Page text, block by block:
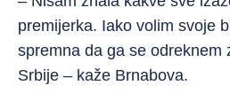
premijerka. Iako volim svoje
spremna da ga se odreknem
Srbije – kaže Brnabova.